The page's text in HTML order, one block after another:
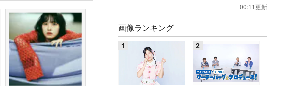
00:11更新
画像ランキング